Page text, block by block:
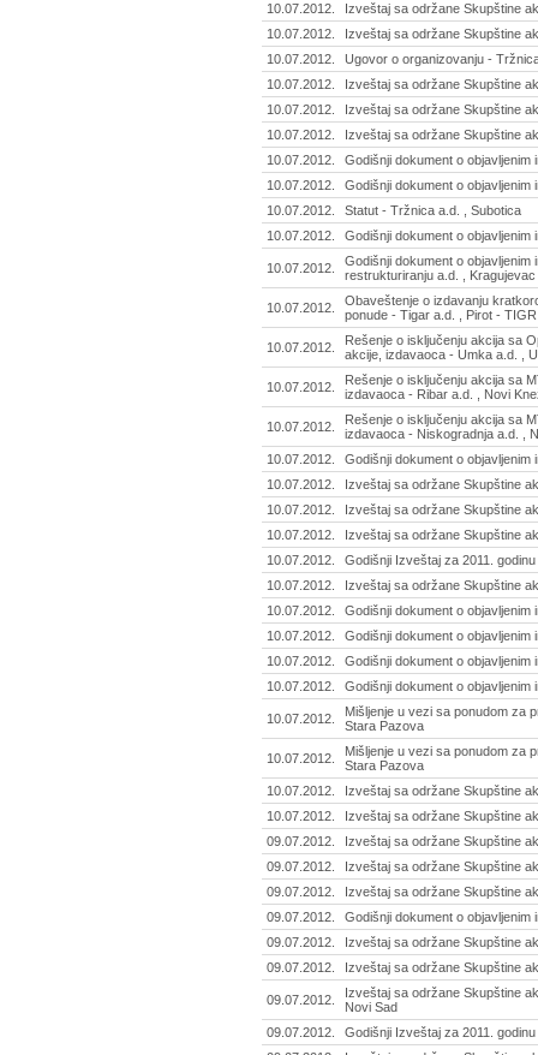
10.07.2012.
Izveštaj sa održane Skupštine
10.07.2012.
Izveštaj sa održane Skupštine
10.07.2012.
Ugovor o organizovanju -
10.07.2012.
Izveštaj sa održane Skupštine
10.07.2012.
Izveštaj sa održane Skupštine
10.07.2012.
Izveštaj sa održane Skupštine
10.07.2012.
Godišnji dokument o objavljenim
10.07.2012.
Godišnji dokument o
10.07.2012.
Statut - Tržnica a.d. , Subotica
10.07.2012.
Godišnji dokument o
10.07.2012.
Godišnji dokument o objavljenim
restrukturiranju a.d. , Kragujevac
10.07.2012.
Obaveštenje o izdavanju
ponude - Tigar a.d. , Pirot - TIGR
10.07.2012.
Rešenje o isključenju akcija sa
akcije, izdavaoca - Umka a.d. ,
10.07.2012.
Rešenje o isključenju akcija sa
izdavaoca - Ribar a.d. , Novi
10.07.2012.
Rešenje o isključenju akcija sa
izdavaoca - Niskogradnja a.d. ,
10.07.2012.
Godišnji dokument o
10.07.2012.
Izveštaj sa održane Skupštine
10.07.2012.
Izveštaj sa održane Skupštine
10.07.2012.
Izveštaj sa održane Skupštine
10.07.2012.
Godišnji Izveštaj za 2011.
10.07.2012.
Izveštaj sa održane Skupštine
10.07.2012.
Godišnji dokument o
10.07.2012.
Godišnji dokument o
10.07.2012.
Godišnji dokument o
10.07.2012.
Godišnji dokument o objavljenim
10.07.2012.
Mišljenje u vezi sa ponudom za
Stara Pazova
10.07.2012.
Mišljenje u vezi sa ponudom za
Stara Pazova
10.07.2012.
Izveštaj sa održane Skupštine
10.07.2012.
Izveštaj sa održane Skupštine
09.07.2012.
Izveštaj sa održane Skupštine
09.07.2012.
Izveštaj sa održane Skupštine
09.07.2012.
Izveštaj sa održane Skupštine
09.07.2012.
Godišnji dokument o objavljenim
09.07.2012.
Izveštaj sa održane Skupštine
09.07.2012.
Izveštaj sa održane Skupštine
09.07.2012.
Izveštaj sa održane Skupštine
Novi Sad
09.07.2012.
Godišnji Izveštaj za 2011.